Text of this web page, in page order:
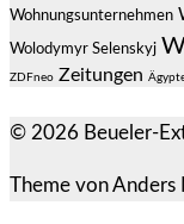
Wohnungsunternehmen
Wolodymyr Selenskyj
ZDFneo Zeitungen
© 2026 Beueler-
Theme vonAnders